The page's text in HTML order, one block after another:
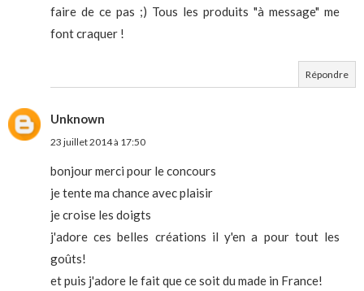
faire de ce pas ;) Tous les produits "à message" me
font craquer !
Répondre
Unknown
23 juillet 2014 à 17:50
bonjour merci pour le concours
je tente ma chance avec plaisir
je croise les doigts
j'adore ces belles créations il y'en a pour tout les
goûts!
et puis j'adore le fait que ce soit du made in France!